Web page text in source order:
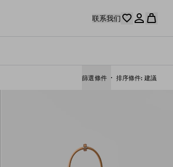
联系我们
篩選條件 排序條件 建議